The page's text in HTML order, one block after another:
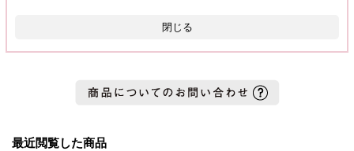
閉じる
最近閲覧した商品